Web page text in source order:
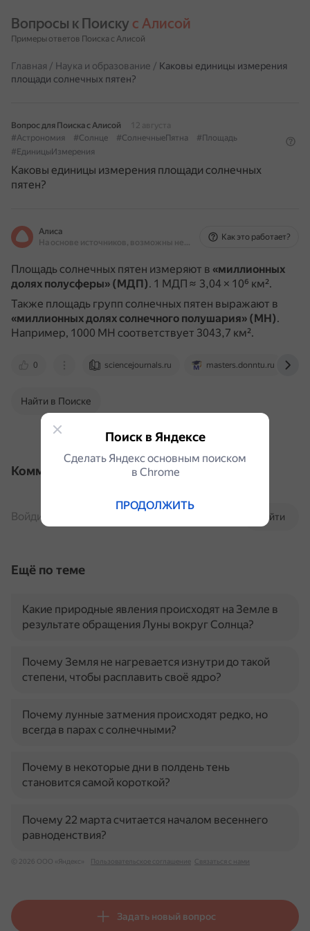
Вопросы к Поиску с Алисой
Примеры ответов Поиска с Алисой
Главная / Наука и образование / Каковы единицы измерения
площади солнечных пятен?
Вопрос для Поиска с Алисой
12 августа
#Астрономия
#Солнце #СолнечныеПятна
#Площадь
#ЕдиницыИзмерения
Каковы единицы измерения площади солнечных
пятен?
Алиса
На основе источников, возможны неточности
Как это работает?
Площадь солнечных пятен измеряют в «миллионных
долях полусферы» (МДП). 1 МДП ≈ 3,04 × 10⁶ км².
Также площадь групп солнечных пятен выражают в
«миллионных долях солнечного полушария» (MH).
Например, 1000 MH соответствует 3043,7 км².
0 sciencejournals.ru masters.donntu.ru
Найти в Поиске
Комментарии
Войти
Войдите, чтобы комментировать
Ещё по теме
Какие природные явления происходят на Земле в
результате обращения Луны вокруг Солнца?
Почему Земля не нагревается изнутри до такой
степени, чтобы расплавить своё ядро?
Почему лунные затмения происходят редко, но
всегда в парах с солнечными?
Почему в некоторые дни в полдень тень
становится самой короткой?
Почему 22 марта считается началом весеннего
равноденствия?
© 2026 ООО «Яндекс» Пользовательское соглашение Связаться с нами
Задать новый вопрос
Поиск в Яндексе
Сделать Яндекс основным поиском
в Сhrome
ПРОДОЛЖИТЬ